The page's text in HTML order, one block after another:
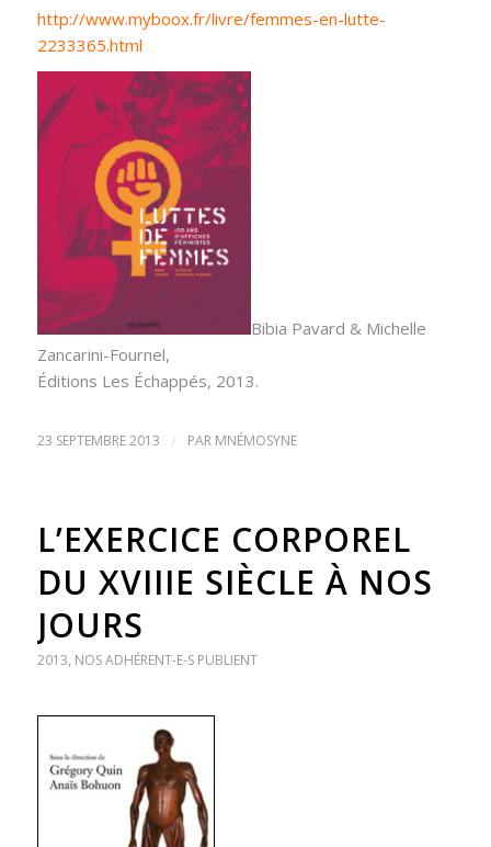
http://www.myboox.fr/livre/femmes-en-lutte-
2233365.html
Bibia Pavard & Michelle
Zancarini-Fournel,
Éditions Les Échappés, 2013.
23 SEPTEMBRE 2013 / PAR MNÉMOSYNE
L’EXERCICE CORPOREL
DU XVIIIE SIÈCLE À NOS
JOURS
2013, NOS ADHÉRENT-E-S PUBLIENT